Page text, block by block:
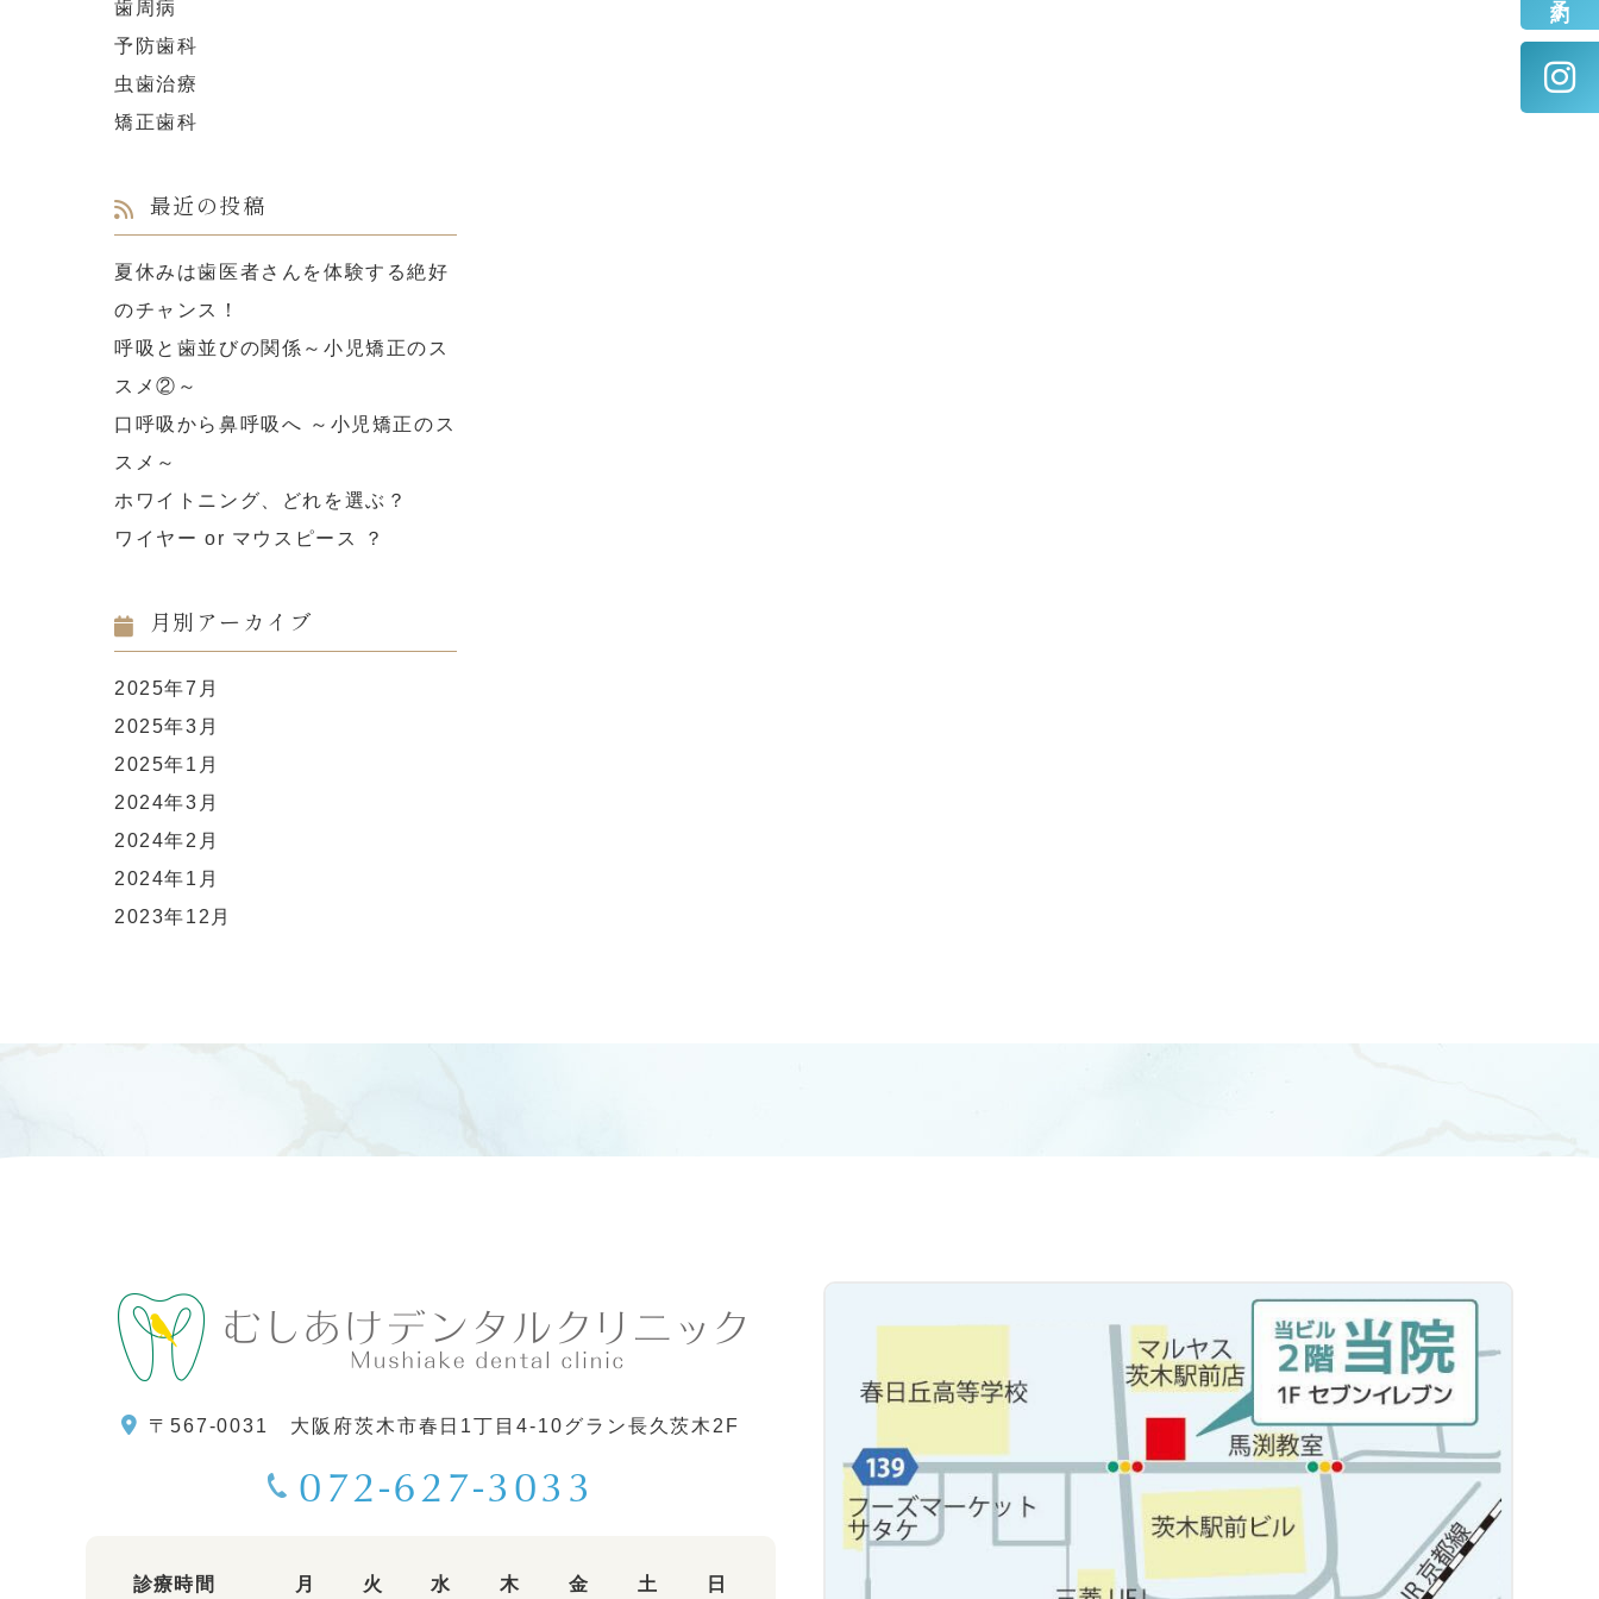
歯周病
予防歯科
虫歯治療
矯正歯科
最近の投稿
夏休みは歯医者さんを体験する絶好
のチャンス！
呼吸と歯並びの関係～小児矯正のス
スメ②～
口呼吸から鼻呼吸へ ～小児矯正のス
スメ～
ホワイトニング、どれを選ぶ？
ワイヤー or マウスピース ？
月別アーカイブ
2025年7月
2025年3月
2025年1月
2024年3月
2024年2月
2024年1月
2023年12月
〒567-0031 大阪府茨木市春日1丁目4-10グラン長久茨木2F
072-627-3033
診療時間 月 火 水 木 金 土 日